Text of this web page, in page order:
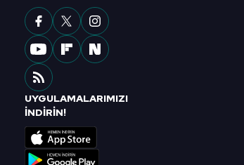
UYGULAMALARIMIZI
İNDİRİN!